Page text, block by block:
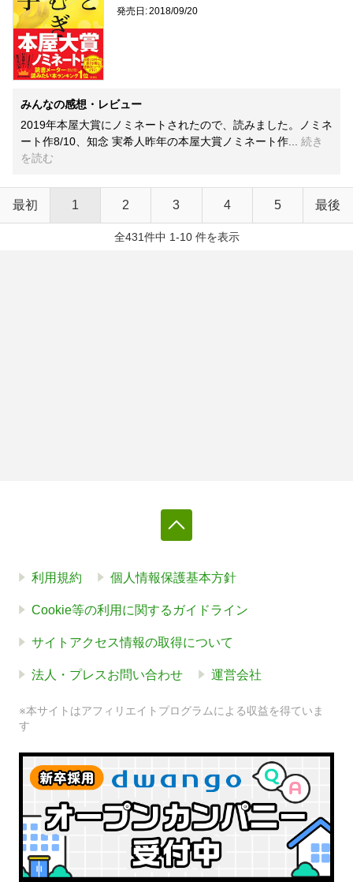
発売日 2018/09/20
みんなの感想・レビュー
2019年本屋大賞にノミネートされたので、読みました。ノミネ
ート作8/10、知念 実希人昨年の本屋大賞ノミネート作
続き
を読む
最初 1 2 3 4 5 最後
全431件中 1-10 件を表示
利用規約 個人情報保護基本方針
Cookie等の利用に関するガイドライン
サイトアクセス情報の取得について
法人・プレスお問い合わせ 運営会社
※本サイトはアフィリエイトプログラムによる収益を得ていま
す